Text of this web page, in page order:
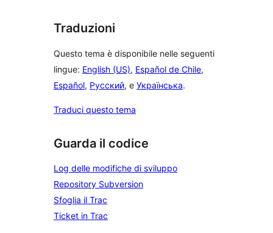
Traduzioni
Questo tema è disponibile nelle seguenti
lingue: English (US), Español de Chile,
Español, Русский, e Українська.
Traduci questo tema
Guarda il codice
Log delle modifiche di sviluppo
Repository Subversion
Sfoglia il Trac
Ticket in Trac